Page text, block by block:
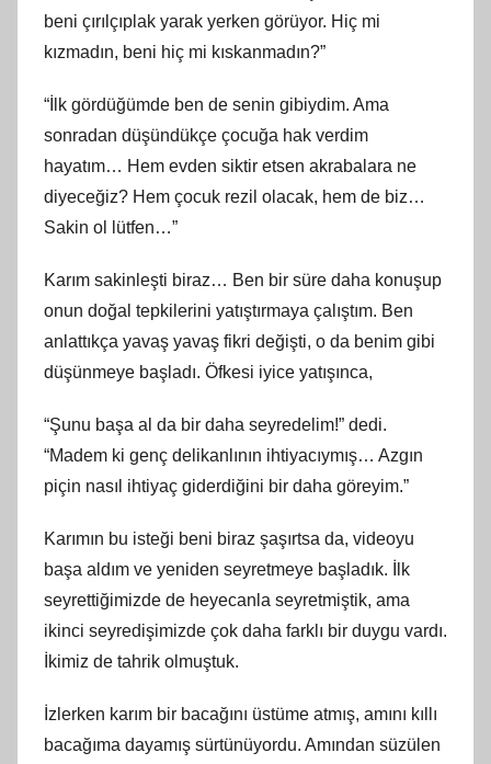
beni çırılçıplak yarak yerken görüyor. Hiç mi
kızmadın, beni hiç mi kıskanmadın?”
“İlk gördüğümde ben de senin gibiydim. Ama
sonradan düşündükçe çocuğa hak verdim
hayatım… Hem evden siktir etsen akrabalara ne
diyeceğiz? Hem çocuk rezil olacak, hem de biz…
Sakin ol lütfen…”
Karım sakinleşti biraz… Ben bir süre daha konuşup
onun doğal tepkilerini yatıştırmaya çalıştım. Ben
anlattıkça yavaş yavaş fikri değişti, o da benim gibi
düşünmeye başladı. Öfkesi iyice yatışınca,
“Şunu başa al da bir daha seyredelim!” dedi.
“Madem ki genç delikanlının ihtiyacıymış… Azgın
piçin nasıl ihtiyaç giderdiğini bir daha göreyim.”
Karımın bu isteği beni biraz şaşırtsa da, videoyu
başa aldım ve yeniden seyretmeye başladık. İlk
seyrettiğimizde de heyecanla seyretmiştik, ama
ikinci seyredişimizde çok daha farklı bir duygu vardı.
İkimiz de tahrik olmuştuk.
İzlerken karım bir bacağını üstüme atmış, amını kıllı
bacağıma dayamış sürtünüyordu. Amından süzülen